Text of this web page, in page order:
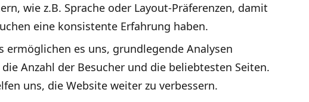
wie z.B. Sprache oder Layout-Präferenzen, damit
eine konsistente Erfahrung haben.
ermöglichen es uns, grundlegende Analysen
Anzahl der Besucher und die beliebtesten Seiten.
uns, die Website weiter zu verbessern.